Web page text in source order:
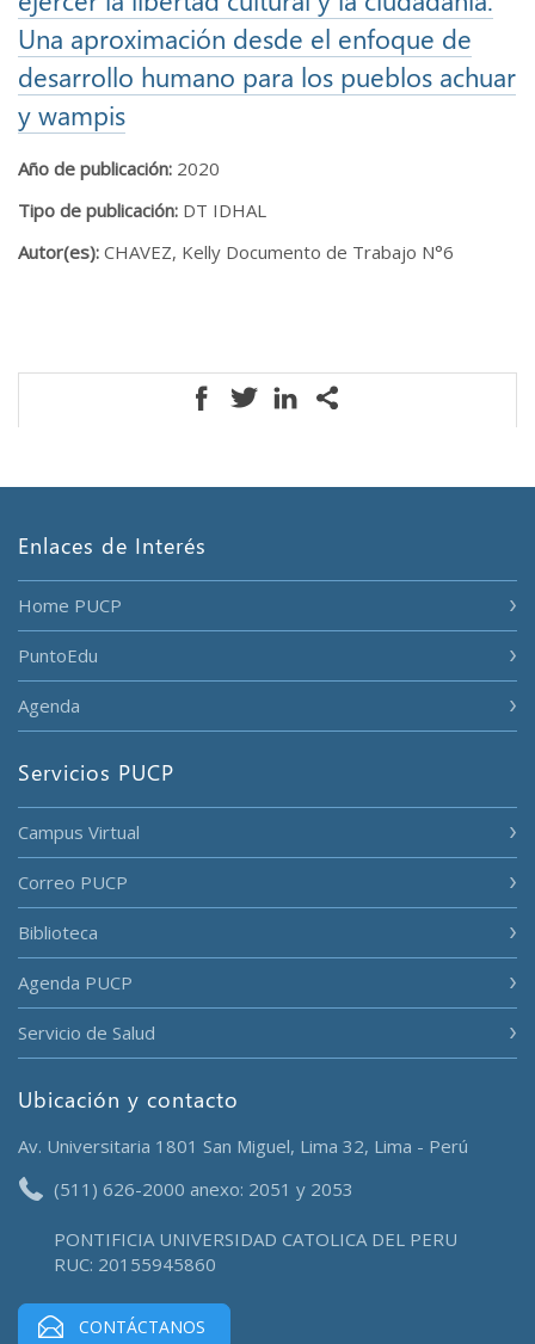
Una aproximación desde el enfoque de
desarrollo humano para los pueblos achuar
y wampis
Año de publicación: 2020
Tipo de publicación: DT IDHAL
Autor(es): CHAVEZ, Kelly Documento de Trabajo N°6
Enlaces de Interés
Home PUCP
PuntoEdu
Agenda
Servicios PUCP
Campus Virtual
Correo PUCP
Biblioteca
Agenda PUCP
Servicio de Salud
Ubicación y contacto
Av. Universitaria 1801 San Miguel, Lima 32, Lima - Perú
(511) 626-2000 anexo: 2051 y 2053
PONTIFICIA UNIVERSIDAD CATOLICA DEL PERU
RUC: 20155945860
CONTÁCTANOS